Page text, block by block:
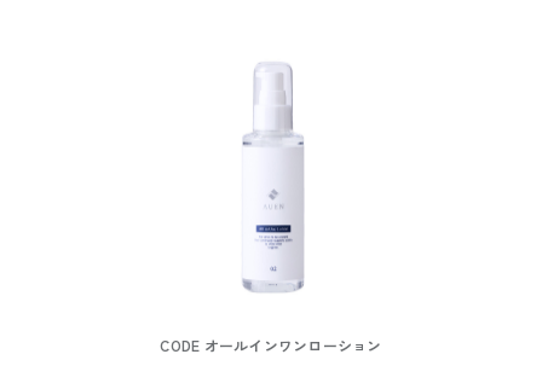
CODE オールインワンローション